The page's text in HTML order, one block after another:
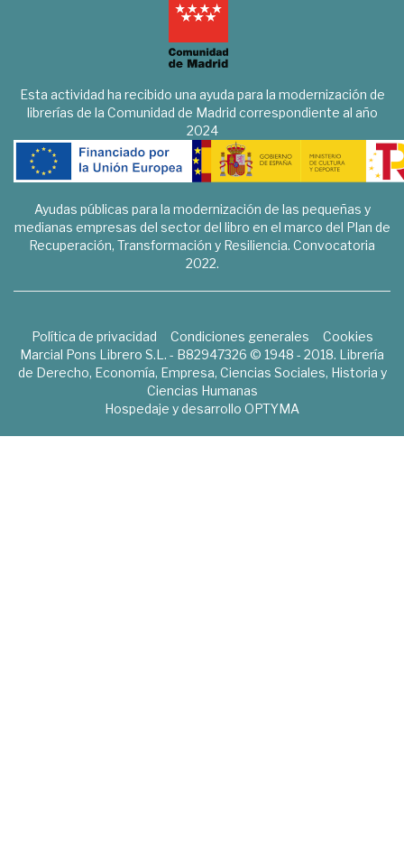
Esta actividad ha recibido una ayuda para la modernización de
librerías de la Comunidad de Madrid correspondiente al año
2024
Ayudas públicas para la modernización de las pequeñas y
medianas empresas del sector del libro en el marco del Plan de
Recuperación, Transformación y Resiliencia. Convocatoria
2022.
Política de privacidad Condiciones generales
Cookies
Marcial Pons Librero S.L. - B82947326 © 1948 - 2018. Librería
de Derecho, Economía, Empresa, Ciencias Sociales, Historia y
Ciencias Humanas
Hospedaje y desarrollo OPTYMA